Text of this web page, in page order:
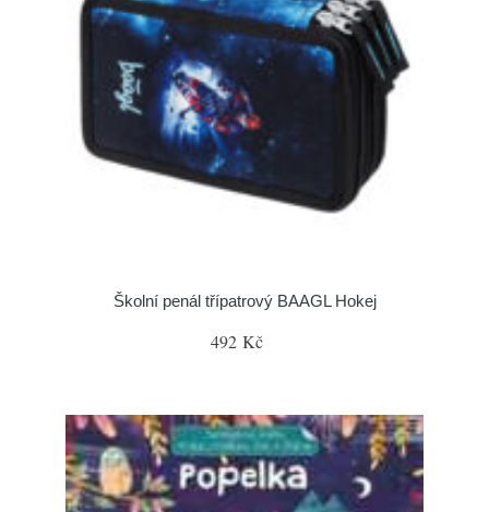
Školní penál třípatrový BAAGL Hokej
492 Kč